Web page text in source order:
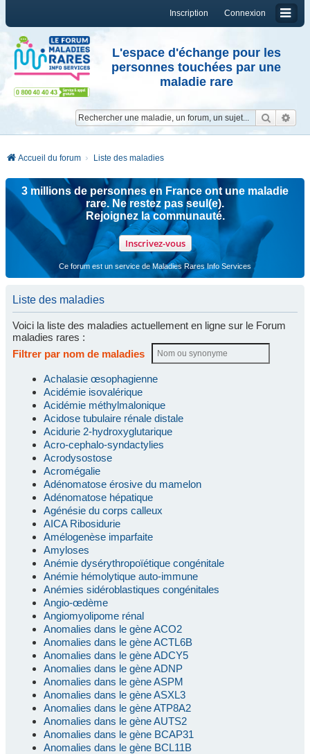
Connexion
Inscription
L'espace d'échange pour les
personnes touchées par une
maladie rare
Accueil du forum Liste des maladies
3 millions de personnes en France ont une maladie
rare. Ne restez pas seul(e).
Rejoignez la communauté.
Inscrivez-vous
Ce forum est un service de Maladies Rares Info Services
Liste des maladies
Voici la liste des maladies actuellement en ligne sur le Forum
maladies rares :
Filtrer par nom de maladies
Achalasie œsophagienne
Acidémie isovalérique
Acidémie méthylmalonique
Acidose tubulaire rénale distale
Acidurie 2-hydroxyglutarique
Acro-cephalo-syndactylies
Acrodysostose
Acromégalie
Adénomatose érosive du mamelon
Adénomatose hépatique
Agénésie du corps calleux
AICA Ribosidurie
Amélogenèse imparfaite
Amyloses
Anémie dysérythropoïétique congénitale
Anémie hémolytique auto-immune
Anémies sidéroblastiques congénitales
Angio-œdème
Angiomyolipome rénal
Anomalies dans le gène ACO2
Anomalies dans le gène ACTL6B
Anomalies dans le gène ADCY5
Anomalies dans le gène ADNP
Anomalies dans le gène ASPM
Anomalies dans le gène ASXL3
Anomalies dans le gène ATP8A2
Anomalies dans le gène AUTS2
Anomalies dans le gène BCAP31
Anomalies dans le gène BCL11B